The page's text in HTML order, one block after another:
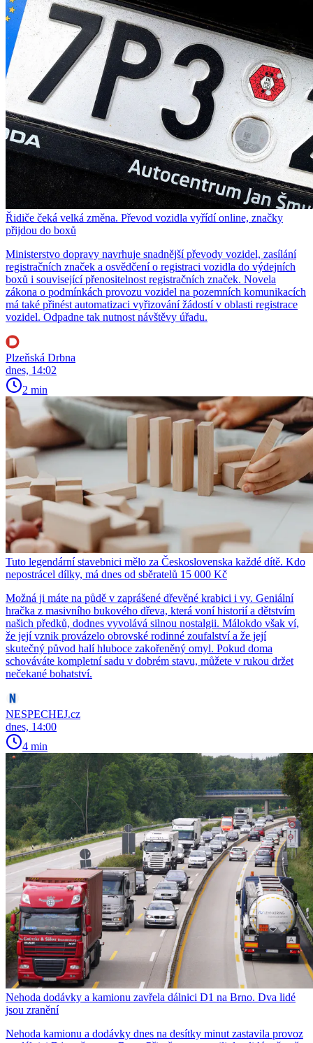
Řidiče čeká velká změna. Převod vozidla vyřídí online, značky
přijdou do boxů
Ministerstvo dopravy navrhuje snadnější převody vozidel, zasílání
registračních značek a osvědčení o registraci vozidla do výdejních
boxů i související přenositelnost registračních značek. Novela
zákona o podmínkách provozu vozidel na pozemních komunikacích
má také přinést automatizaci vyřizování žádostí v oblasti registrace
vozidel. Odpadne tak nutnost návštěvy úřadu.
Plzeňská Drbna
dnes, 14:02
2 min
Tuto legendární stavebnici mělo za Československa každé dítě. Kdo
nepostrácel dílky, má dnes od sběratelů 15 000 Kč
Možná ji máte na půdě v zaprášené dřevěné krabici i vy. Geniální
hračka z masivního bukového dřeva, která voní historií a dětstvím
našich předků, dodnes vyvolává silnou nostalgii. Málokdo však ví,
že její vznik provázelo obrovské rodinné zoufalství a že její
skutečný původ halí hluboce zakořeněný omyl. Pokud doma
schováváte kompletní sadu v dobrém stavu, můžete v rukou držet
nečekané bohatství.
NESPECHEJ.cz
dnes, 14:00
4 min
Nehoda dodávky a kamionu zavřela dálnici D1 na Brno. Dva lidé
jsou zranění
Nehoda kamionu a dodávky dnes na desítky minut zastavila provoz